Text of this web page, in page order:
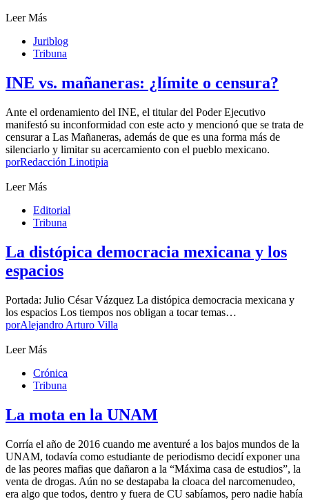
Leer Más
Juriblog
Tribuna
INE vs. mañaneras: ¿límite o censura?
Ante el ordenamiento del INE, el titular del Poder Ejecutivo
manifestó su inconformidad con este acto y mencionó que se trata de
censurar a Las Mañaneras, además de que es una forma más de
silenciarlo y limitar su acercamiento con el pueblo mexicano.
porRedacción Linotipia
Leer Más
Editorial
Tribuna
La distópica democracia mexicana y los
espacios
Portada: Julio César Vázquez La distópica democracia mexicana y
los espacios Los tiempos nos obligan a tocar temas…
porAlejandro Arturo Villa
Leer Más
Crónica
Tribuna
La mota en la UNAM
Corría el año de 2016 cuando me aventuré a los bajos mundos de la
UNAM, todavía como estudiante de periodismo decidí exponer una
de las peores mafias que dañaron a la “Máxima casa de estudios”, la
venta de drogas. Aún no se destapaba la cloaca del narcomenudeo,
era algo que todos, dentro y fuera de CU sabíamos, pero nadie había